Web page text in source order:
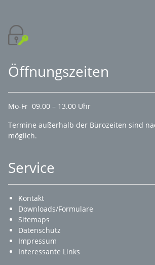
Öffnungszeiten
Mo-Fr 09.00 – 13.00 Uhr
Termine außerhalb der Bürozeiten sind
möglich.
Service
Kontakt
Downloads/Formulare
Sitemaps
Datenschutz
Impressum
Interessante Links